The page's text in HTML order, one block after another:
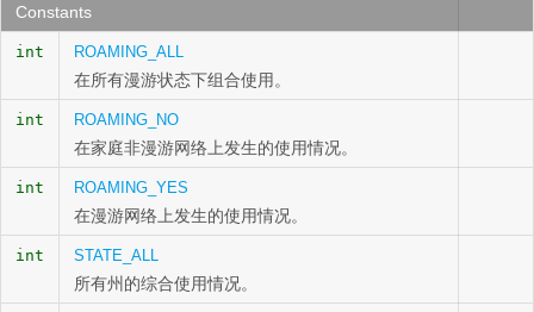
Constants
int ROAMING_ALL
在所有漫游状态下组合使用。
int ROAMING_NO
在家庭非漫游网络上发生的使用情况。
int ROAMING_YES
在漫游网络上发生的使用情况。
int STATE_ALL
所有州的综合使用情况。